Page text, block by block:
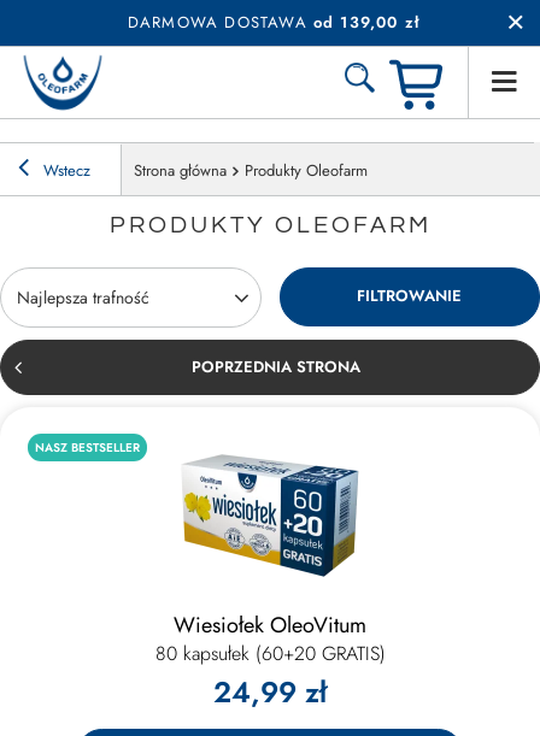
DARMOWA DOSTAWA od 139,00 zł
Wstecz Strona główna Produkty Oleofarm
PRODUKTY OLEOFARM
Zmień sortowanie
Najlepsza trafność FILTROWANIE
POPRZEDNIA STRONA
NASZ BESTSELLER
Wiesiołek OleoVitum
80 kapsułek (60+20 GRATIS)
24,99 zł